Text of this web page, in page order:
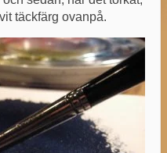
täckfärg ovanpå.